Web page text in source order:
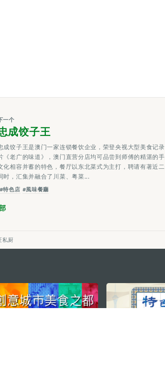
一个
成饺子王
成饺子王是澳门一家连锁餐饮企业，荣登央视大型美食记
《老广的味道》，澳门直营分店均可品尝到师傅的精湛的
化相容并蓄的特色，餐厅以东北菜式为主打，聘请有著近
时，汇集并融合了川菜、粤菜...
#特色店 #風味餐廳
私厨